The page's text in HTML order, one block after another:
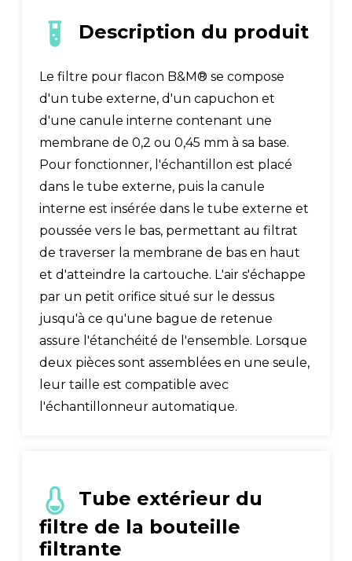
Description du produit
Le filtre pour flacon B&M® se compose
d'un tube externe, d'un capuchon et
d'une canule interne contenant une
membrane de 0,2 ou 0,45 mm à sa base.
Pour fonctionner, l'échantillon est placé
dans le tube externe, puis la canule
interne est insérée dans le tube externe et
poussée vers le bas, permettant au filtrat
de traverser la membrane de bas en haut
et d'atteindre la cartouche. L'air s'échappe
par un petit orifice situé sur le dessus
jusqu'à ce qu'une bague de retenue
assure l'étanchéité de l'ensemble. Lorsque
deux pièces sont assemblées en une seule,
leur taille est compatible avec
l'échantillonneur automatique.
Tube extérieur du
filtre de la bouteille
filtrante